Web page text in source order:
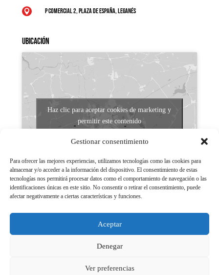
Gestionar consentimiento
Para ofrecer las mejores experiencias, utilizamos tecnologías como las cookies para
almacenar y/o acceder a la información del dispositivo. El consentimiento de estas
tecnologías nos permitirá procesar datos como el comportamiento de navegación o las
identificaciones únicas en este sitio. No consentir o retirar el consentimiento, puede
afectar negativamente a ciertas características y funciones.
Aceptar
Denegar
Ver preferencias
 P Comercial 2, Plaza de España, Leganés
Ubicación
Haz clic para aceptar cookies de marketing y
permitir este contenido
Aviso legal